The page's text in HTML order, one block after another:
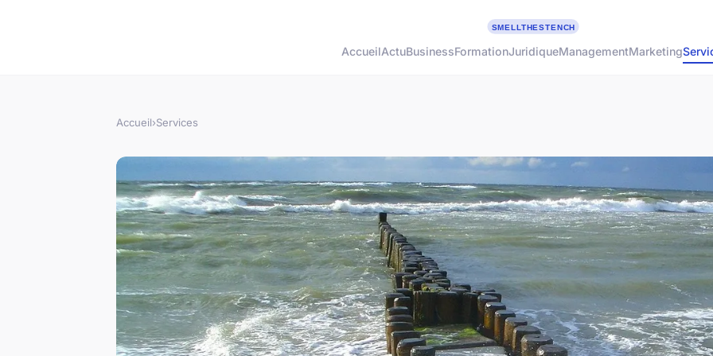
AccueilActuBusinessFormationJuridiqueManagementMarketing
Accueil›Services